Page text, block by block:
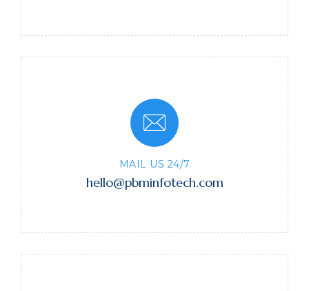
MAIL US 24/7
hello@pbminfotech.com